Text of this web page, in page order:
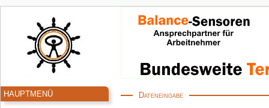
HAUPTMENÜ Dateneingabe